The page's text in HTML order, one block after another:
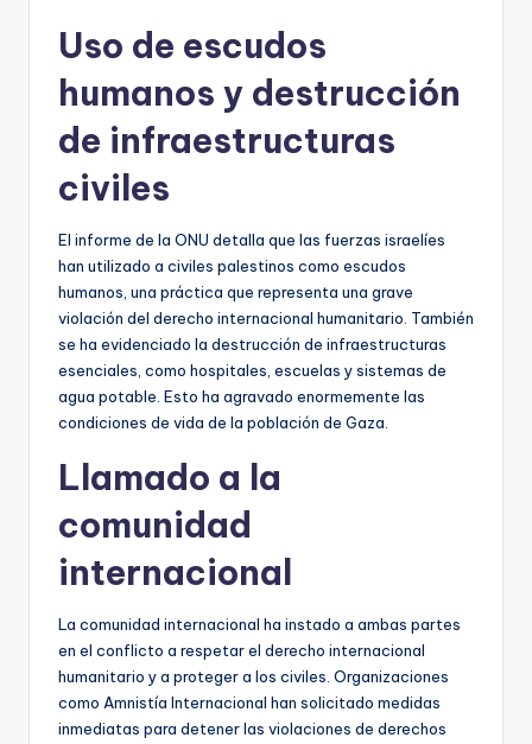
Uso de escudos
humanos y destrucción
de infraestructuras
civiles
El informe de la ONU detalla que las fuerzas israelíes
han utilizado a civiles palestinos como escudos
humanos, una práctica que representa una grave
violación del derecho internacional humanitario. También
se ha evidenciado la destrucción de infraestructuras
esenciales, como hospitales, escuelas y sistemas de
agua potable. Esto ha agravado enormemente las
condiciones de vida de la población de Gaza.
Llamado a la
comunidad
internacional
La comunidad internacional ha instado a ambas partes
en el conflicto a respetar el derecho internacional
humanitario y a proteger a los civiles. Organizaciones
como Amnistía Internacional han solicitado medidas
inmediatas para detener las violaciones de derechos